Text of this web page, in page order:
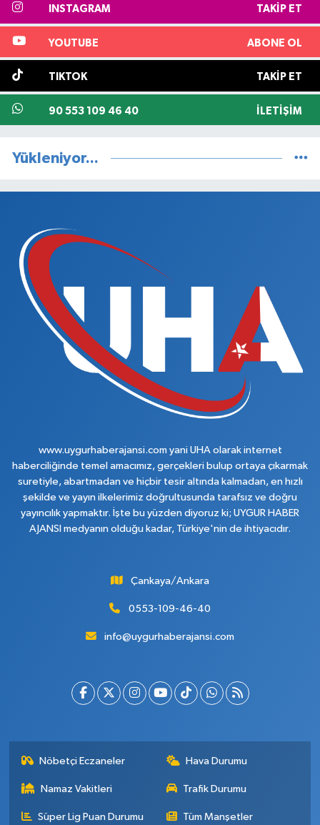
INSTAGRAM TAKIP ET
YOUTUBE ABONE OL
TIKTOK TAKIP ET
90 553 109 46 40 İLETIŞIM
Yükleniyor...
www.uygurhaberajansi.com yani UHA olarak internet
haberciliğinde temel amacımız, gerçekleri bulup ortaya çıkarmak
suretiyle, abartmadan ve hiçbir tesir altında kalmadan, en hızlı
şekilde ve yayın ilkelerimiz doğrultusunda tarafsız ve doğru
yayıncılık yapmaktır. İşte bu yüzden diyoruz ki; UYGUR HABER
AJANSI medyanın olduğu kadar, Türkiye'nin de ihtiyacıdır.
Çankaya/Ankara
0553-109-46-40
info@uygurhaberajansi.com
Nöbetçi Eczaneler Hava Durumu
Namaz Vakitleri Trafik Durumu
Süper Lig Puan Durumu Tüm Manşetler